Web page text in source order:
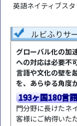
英語ネイティブス
ルビふりサ
グローバル化の加
への対応は必要不
言語や文化の壁を
を、あらゆる角度
193ヶ国180言
門分野に長けたネ
客様にご納得いた